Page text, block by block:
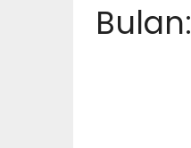
Bulan: